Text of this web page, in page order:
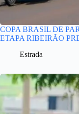
COPA BRASIL DE
ETAPA RIBEIRÃO
Estrada